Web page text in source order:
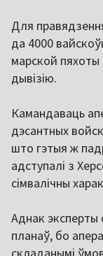
Для
да 4000
марской
дывізію.
Камандаваць
дэсантных
што гэтыя ж
адступалі з
сімвалічны
Аднак эксперты
планаў, бо